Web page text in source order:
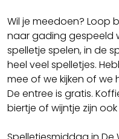
Wil je meedoen? Loop
naar gading gespeeld
spelletje spelen, in de
heel veel spelletjes.
mee of we kijken of we
De entree is gratis.
biertje of wijntje zijn